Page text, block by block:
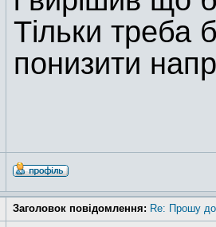
Тільки треба
понизити
Заголовок повідомлення: Re: Прошу